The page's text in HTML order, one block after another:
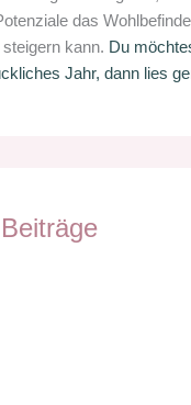
das
steigern kann. Du
Jahr, dann lies